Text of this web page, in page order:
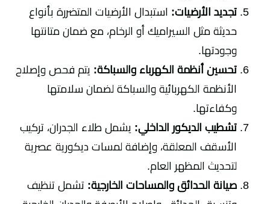
تجديد الأرضيات: استبدال الأرضيات المتضررة بأنواع
حديثة مثل السيراميك أو الرخام، مع ضمان متانتها
وجودتها.
تحسين أنظمة الكهرباء والسباكة: يتم فحص وإصلاح
الأنظمة الكهربائية والسباكة لضمان سلامتها
وكفاءتها.
تشطيب الديكور الداخلي: يشمل طلاء الجدران، تركيب
الأسقف المعلقة، وإضافة لمسات ديكورية عصرية
لتحديث المظهر العام.
صيانة الحدائق والمساحات الخارجية: تشمل تنظيف